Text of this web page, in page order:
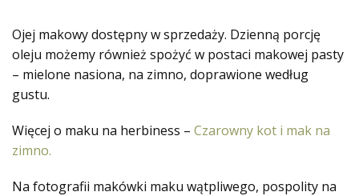
Ojej makowy dostępny w sprzedaży. Dzienną porcję
oleju możemy również spożyć w postaci makowej pasty
– mielone nasiona, na zimno, doprawione według
gustu.
Więcej o maku na herbiness – Czarowny kot i mak na
zimno.
Na fotografii makówki maku wątpliwego, pospolity na